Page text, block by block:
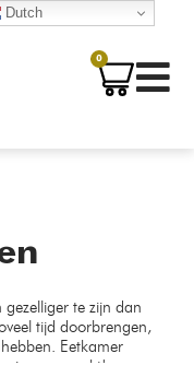
0
te zijn dan
tijd doorbrengen,
Eetkamer
je naar zoekt!
Dutch